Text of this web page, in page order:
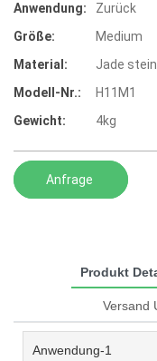
Anwendung:
Zurück
Größe:
Medium
Material:
Jade
Modell-Nr.:
H11M1
Gewicht:
4kg
Anfrage
Produkt
Versand
Anwendung-1